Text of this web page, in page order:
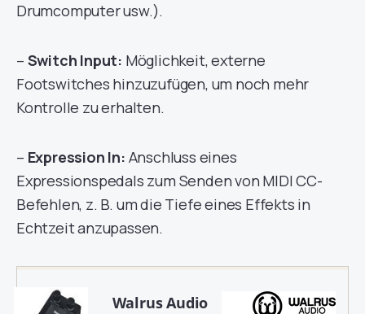
Drumcomputer usw.).
– Switch Input: Möglichkeit, externe
Footswitches hinzuzufügen, um noch mehr
Kontrolle zu erhalten.
– Expression In: Anschluss eines
Expressionspedals zum Senden von MIDI CC-
Befehlen, z. B. um die Tiefe eines Effekts in
Echtzeit anzupassen.
Walrus Audio